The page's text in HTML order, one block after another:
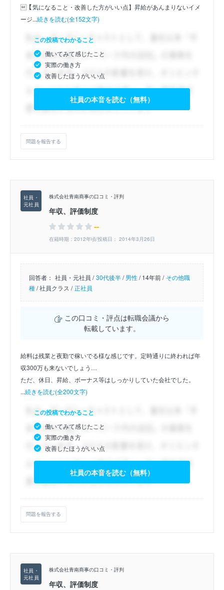
【気になること・改善した方がいい点】昇給があんまりないイメ
ージ...続きを読む(全152文字)
この投稿でわかること
働いてみて感じたこと
実際の働き方
改善したほうがいい点
社員の本音を読む（無料）
問題を報告する
株式会社青南商事の口コミ・評判
年収、評価制度
--
在籍時期：2012年頃/投稿日： 2014年3月26日
回答者： 社員・元社員 / 30代後半/男性/14年前 / その他職
種/社員クラス / 正社員
この口コミ・評点は転職会議から
転載しています。
給料は残業と夜勤で稼いでる様な感じです。定時通りに終われば年
収300万も来ないでしょう…
ただ、休日、昇給、ボーナス等はしっかりしていた会社でした。
...続きを読む(全200文字)
この投稿でわかること
働いてみて感じたこと
実際の働き方
改善したほうがいい点
社員の本音を読む（無料）
問題を報告する
株式会社青南商事の口コミ・評判
年収、評価制度